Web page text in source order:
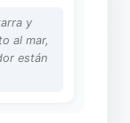
y
al mar,
están